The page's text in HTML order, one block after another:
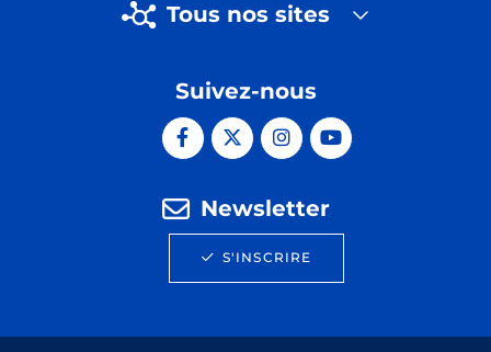
Tous nos sites
Suivez-nous
Newsletter
S'INSCRIRE